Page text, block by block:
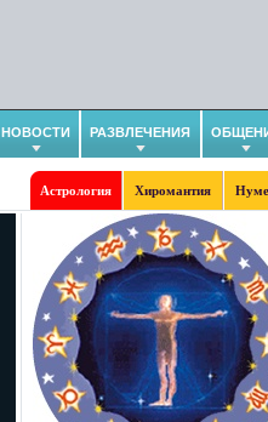
НОВОСТИ РАЗВЛЕЧЕНИЯ
Астрология Хиромантия